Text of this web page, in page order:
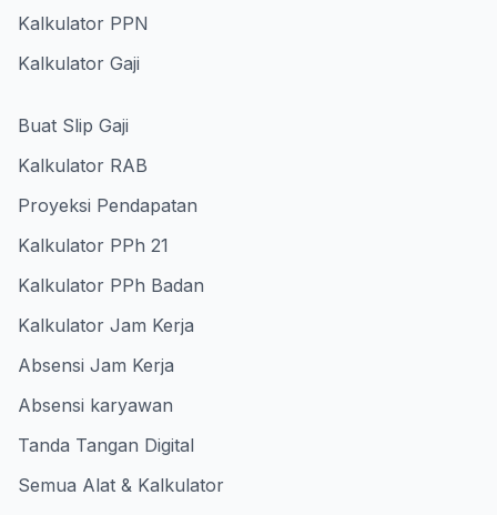
Kalkulator PPN
Kalkulator Gaji
Buat Slip Gaji
Kalkulator RAB
Proyeksi Pendapatan
Kalkulator PPh 21
Kalkulator PPh Badan
Kalkulator Jam Kerja
Absensi Jam Kerja
Absensi karyawan
Tanda Tangan Digital
Semua Alat & Kalkulator